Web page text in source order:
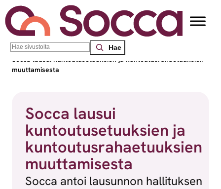
Siirry sisältöön
Search
Socca – Etelä-Suomen sosiaalialan osaamiskeskus
Socca lausui kuntoutusetuuksien ja kuntoutusrahaetuuksien
muuttamisesta
Socca lausui
kuntoutusetuuksien ja
kuntoutusrahaetuuksien
muuttamisesta
Socca antoi lausunnon hallituksen